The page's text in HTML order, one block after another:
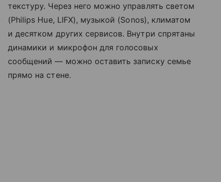
текстуру. Через него можно управлять светом
(Philips Hue, LIFX), музыкой (Sonos), климатом
и десятком других сервисов. Внутри спрятаны
динамики и микрофон для голосовых
сообщений — можно оставить записку семье
прямо на стене.